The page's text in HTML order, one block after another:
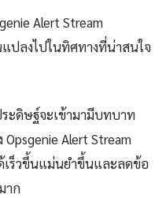
Alert Stream
ปลงไปในทิศทางที่น่าสนใจ
ดิษฐ์จะเข้ามามีบทบาท
Alert Stream
เร็วขึ้นแม่นยำขึ้นและลดข้อ
าก